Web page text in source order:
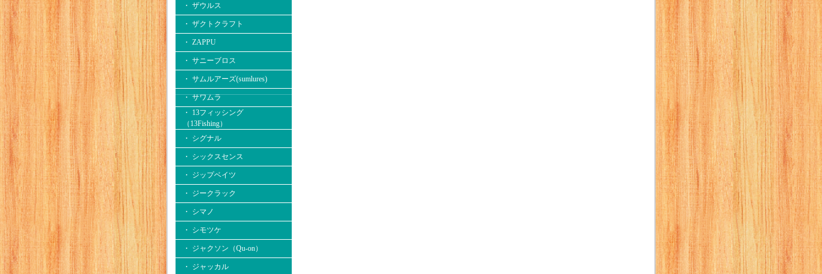
・ ザウルス
・ ザクトクラフト
・ ZAPPU
・ サニーブロス
・ サムルアーズ(sumlures)
・ サワムラ
・ 13フィッシング
（13Fishing）
・ シグナル
・ シックスセンス
・ ジップベイツ
・ ジークラック
・ シマノ
・ シモツケ
・ ジャクソン（Qu-on）
・ ジャッカル